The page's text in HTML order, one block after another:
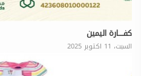
كفــــارة اليمين
السبت، 11 اكتوبر 2025